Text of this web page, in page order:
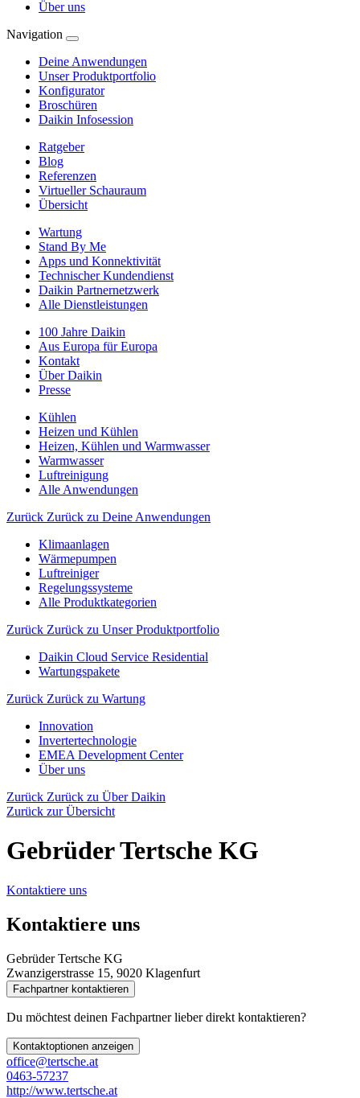
Über uns
Navigation
Deine Anwendungen
Unser Produktportfolio
Konfigurator
Broschüren
Daikin Infosession
Ratgeber
Blog
Referenzen
Virtueller Schauraum
Übersicht
Wartung
Stand By Me
Apps und Konnektivität
Technischer Kundendienst
Daikin Partnernetzwerk
Alle Dienstleistungen
100 Jahre Daikin
Aus Europa für Europa
Kontakt
Über Daikin
Presse
Kühlen
Heizen und Kühlen
Heizen, Kühlen und Warmwasser
Warmwasser
Luftreinigung
Alle Anwendungen
Zurück Zurück zu Deine Anwendungen
Klimaanlagen
Wärmepumpen
Luftreiniger
Regelungssysteme
Alle Produktkategorien
Zurück Zurück zu Unser Produktportfolio
Daikin Cloud Service Residential
Wartungspakete
Zurück Zurück zu Wartung
Innovation
Invertertechnologie
EMEA Development Center
Über uns
Zurück Zurück zu Über Daikin
Zurück zur Übersicht
Gebrüder Tertsche KG
Kontaktiere uns
Kontaktiere uns
Gebrüder Tertsche KG
Zwanzigerstrasse 15, 9020 Klagenfurt
Fachpartner kontaktieren
Du möchtest deinen Fachpartner lieber direkt kontaktieren?
Kontaktoptionen anzeigen
office@tertsche.at
0463-57237
http://www.tertsche.at